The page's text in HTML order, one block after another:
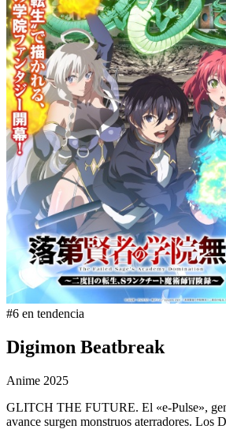
#6 en tendencia
Digimon Beatbreak
Anime 2025
GLITCH THE FUTURE. El «e-Pulse»,
avance surgen monstruos aterradores. Los